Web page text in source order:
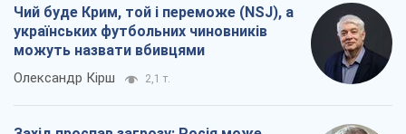
Чий буде Крим, той і переможе (NSJ), а
українських футбольних чиновників
можуть назвати вбивцями
Олександр Кірш 2,1 т.